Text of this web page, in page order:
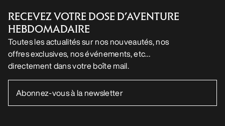
RECEVEZ VOTRE DOSE D’AVENTURE
HEBDOMADAIRE
Toutes les actualités sur nos nouveautés, nos
offres exclusives, nos événements, etc…
directement dans votre boîte mail.